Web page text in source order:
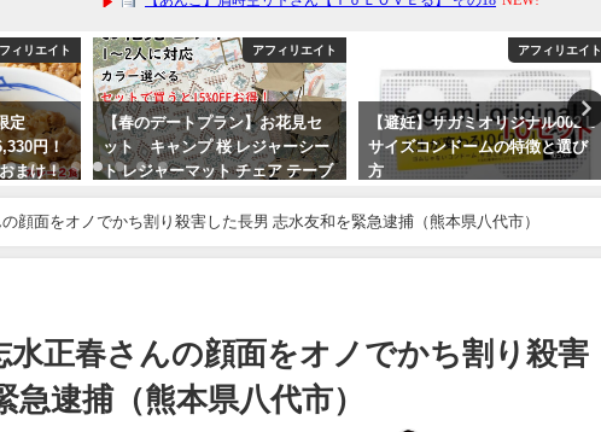
ィリエイト
定
円！
まけ！
10食が
】松屋
アフィリエイト
【春のデートプラン】お花見セ
ット キャンプ 桜 レジャーシー
ト レジャーマット チェア テーブ
ル 4点セットで便利グッズ 新入
生 新歓 コンパニオン
アフィリエイト
【避妊】サガミオリジナル002 L
サイズコンドームの特徴と選び
方
顔面をオノでかち割り殺害した長男 志水友和を緊急逮捕（熊本県八代市）
水正春さんの顔面をオノでかち割り殺害
急逮捕（熊本県八代市）